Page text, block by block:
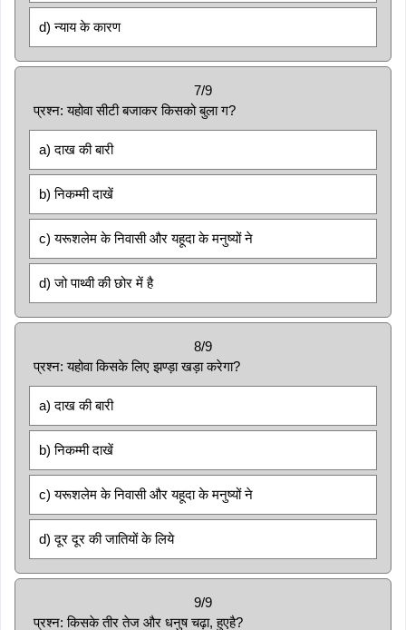
d) न्याय के कारण
7/9
प्रश्न: यहोवा सीटी बजाकर किसको बुला ग?
a) दाख की बारी
b) निकम्मी दाखें
c) यरूशलेम के निवासी और यहूदा के मनुष्यों ने
d) जो पाथ्वी की छोर में है
8/9
प्रश्न: यहोवा किसके लिए झण्ड़ा खड़ा करेगा?
a) दाख की बारी
b) निकम्मी दाखें
c) यरूशलेम के निवासी और यहूदा के मनुष्यों ने
d) दूर दूर की जातियों के लिये
9/9
प्रश्न: किसके तीर तेज और धनुष चढ़ा, हुएहै?